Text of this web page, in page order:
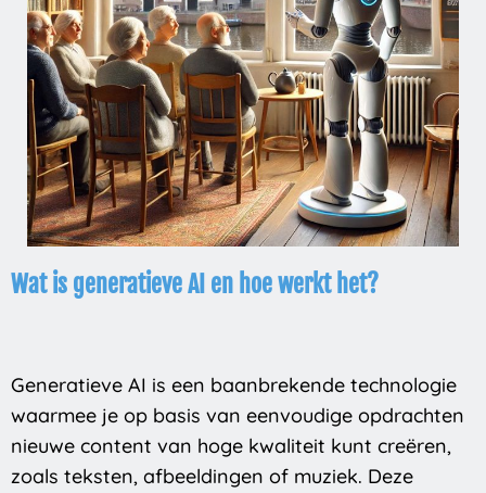
Wat is generatieve AI en hoe werkt het?
Generatieve AI is een baanbrekende technologie
waarmee je op basis van eenvoudige opdrachten
nieuwe content van hoge kwaliteit kunt creëren,
zoals teksten, afbeeldingen of muziek. Deze